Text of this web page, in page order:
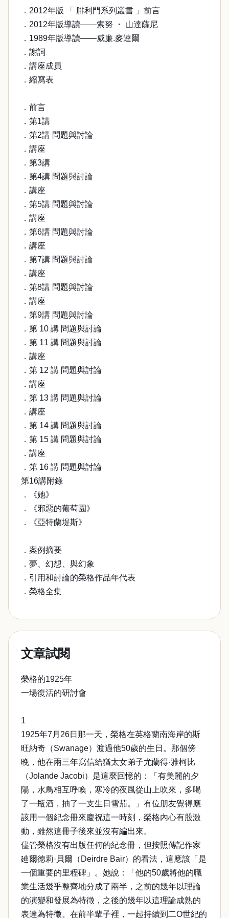
．2012年版 「 腓利門系列叢書 」前言
．2012年版導讀——索努 ・ 山達薩尼
．1989年版導讀——威廉.麥逵爾
．謝詞
．講座成員
．縮寫表
．前言
．第1講
．第2講 問題與討論
．講座
．第3講
．第4講 問題與討論
．講座
．第5講 問題與討論
．講座
．第6講 問題與討論
．講座
．第7講 問題與討論
．講座
．第8講 問題與討論
．講座
．第9講 問題與討論
．第 10 講 問題與討論
．第 11 講 問題與討論
．講座
．第 12 講 問題與討論
．講座
．第 13 講 問題與討論
．講座
．第 14 講 問題與討論
．第 15 講 問題與討論
．講座
．第 16 講 問題與討論
第16講附錄
．《她》
．《邪惡的葡萄園》
．《亞特蘭堤斯》
．案例摘要
．夢、幻想、與幻象
．引用和討論的榮格作品年代表
．榮格全集
文章試閱
榮格的1925年
一場復活的研討會
1
1925年7月26日那一天，榮格在英格蘭南海岸的斯
旺納奇（Swanage）渡過他50歲的生日。那個傍
晚，他在兩三年寫信給猶太女弟子尤蘭得·雅柯比
（Jolande Jacobi）是這麼回憶的：「有美麗的夕
陽，水鳥相互呼喚，寒冷的夜風從山上吹來，多喝
了一瓶酒，抽了一支生日雪茄。」有位朋友覺得應
該用一個紀念冊來慶祝這一時刻，榮格內心有股激
動，雖然這冊子後來並沒有編出來。
儘管榮格沒有出版任何的紀念冊，但按照傳記作家
廸爾徳莉·貝爾（Deirdre Bair）的看法，這應該「是
一個重要的里程碑」。她說：「他的50歲將他的職
業生活幾乎整齊地分成了兩半，之前的幾年以理論
的演變和發展為特徵，之後的幾年以這理論成熟的
表達為特徵。在前半輩子裡，一起持續到二O世紀的